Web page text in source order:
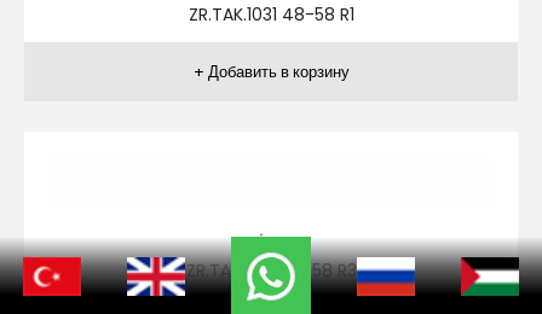
ZR.TAK.1028 48-58 R5
ZİVER
ZR.TAK.1028 48-58 R6